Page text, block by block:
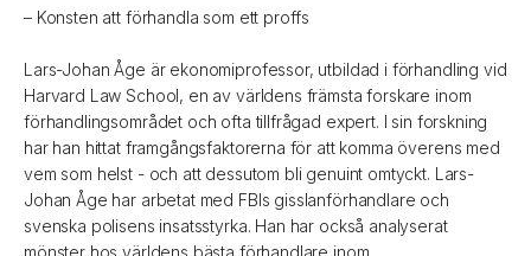
– Konsten att förhandla som ett proffs
Lars-Johan Åge är ekonomiprofessor, utbildad i förhandling vid
Harvard Law School, en av världens främsta forskare inom
förhandlingsområdet och ofta tillfrågad expert. I sin forskning
har han hittat framgångsfaktorerna för att komma överens med
vem som helst - och att dessutom bli genuint omtyckt. Lars-
Johan Åge har arbetat med FBIs gisslanförhandlare och
svenska polisens insatsstyrka. Han har också analyserat
mönster hos världens bästa förhandlare inom